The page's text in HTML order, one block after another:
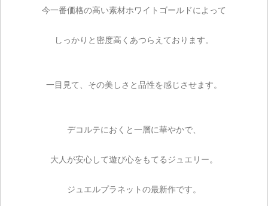
今一番価格の高い素材ホワイトゴールドによって
しっかりと密度高くあつらえております。
一目見て、その美しさと品性を感じさせます。
デコルテにおくと一層に華やかで、
大人が安心して遊び心をもてるジュエリー。
ジュエルプラネットの最新作です。